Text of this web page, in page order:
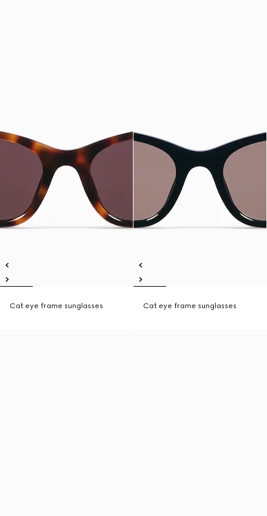
Cat eye frame sunglasses Cat eye frame sunglasses